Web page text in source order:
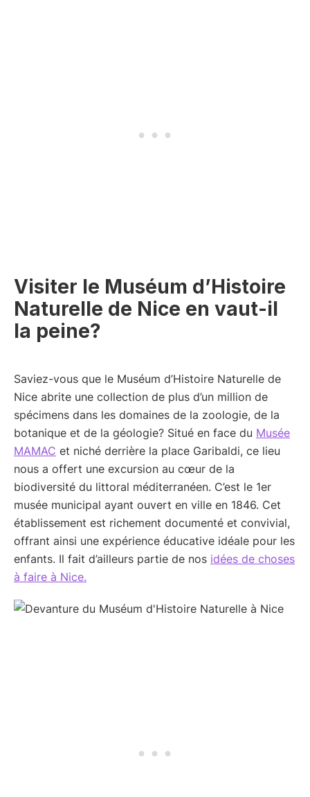
Visiter le Muséum d’Histoire
Naturelle de Nice en vaut-il
la peine?
Saviez-vous que le Muséum d’Histoire Naturelle de
Nice abrite une collection de plus d’un million de
spécimens dans les domaines de la zoologie, de la
botanique et de la géologie? Situé en face du Musée
MAMAC et niché derrière la place Garibaldi, ce lieu
nous a offert une excursion au cœur de la
biodiversité du littoral méditerranéen. C’est le 1er
musée municipal ayant ouvert en ville en 1846. Cet
établissement est richement documenté et convivial,
offrant ainsi une expérience éducative idéale pour les
enfants. Il fait d’ailleurs partie de nos idées de choses
à faire à Nice.